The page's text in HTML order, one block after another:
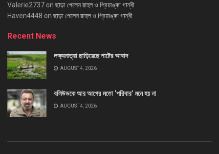
Valerie2737 on ছাড়া পেলেন রাহুল ও প্রিয়াঙ্কা গান্ধী
Haven4448 on ছাড়া পেলেন রাহুল ও প্রিয়াঙ্কা গান্ধী
Recent News
লক্ষ্যমাত্রা ছাড়িয়েছে পাটের আবাদ
AUGUST 4, 2026
বলিউডকে আর আগের মতো ‘পরিবার’ মনে হয় না
AUGUST 4, 2026